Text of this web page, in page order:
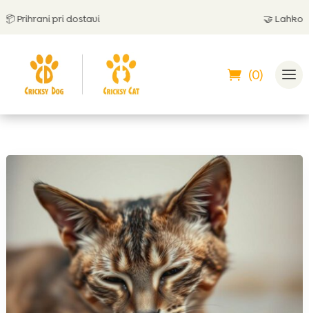
pri dostavi Lahko
(0)